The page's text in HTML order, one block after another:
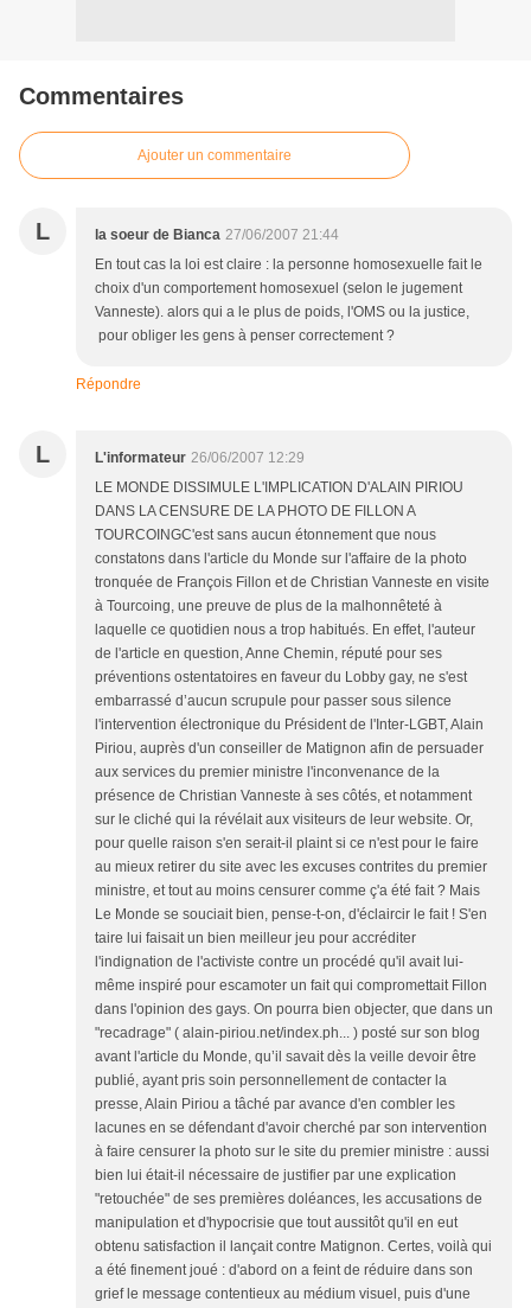
Commentaires
Ajouter un commentaire
L la soeur de Bianca 27/06/2007 21:44
En tout cas la loi est claire : la personne homosexuelle fait le
choix d'un comportement homosexuel (selon le jugement
Vanneste). alors qui a le plus de poids, l'OMS ou la justice,
pour obliger les gens à penser correctement ?
Répondre
L L'informateur 26/06/2007 12:29
LE MONDE DISSIMULE L'IMPLICATION D'ALAIN PIRIOU
DANS LA CENSURE DE LA PHOTO DE FILLON A
TOURCOINGC'est sans aucun étonnement que nous
constatons dans l'article du Monde sur l'affaire de la photo
tronquée de François Fillon et de Christian Vanneste en visite
à Tourcoing, une preuve de plus de la malhonnêteté à
laquelle ce quotidien nous a trop habitués. En effet, l'auteur
de l'article en question, Anne Chemin, réputé pour ses
préventions ostentatoires en faveur du Lobby gay, ne s'est
embarrassé d’aucun scrupule pour passer sous silence
l'intervention électronique du Président de l'Inter-LGBT, Alain
Piriou, auprès d'un conseiller de Matignon afin de persuader
aux services du premier ministre l'inconvenance de la
présence de Christian Vanneste à ses côtés, et notamment
sur le cliché qui la révélait aux visiteurs de leur website. Or,
pour quelle raison s'en serait-il plaint si ce n'est pour le faire
au mieux retirer du site avec les excuses contrites du premier
ministre, et tout au moins censurer comme ç'a été fait ? Mais
Le Monde se souciait bien, pense-t-on, d'éclaircir le fait ! S'en
taire lui faisait un bien meilleur jeu pour accréditer
l'indignation de l'activiste contre un procédé qu'il avait lui-
même inspiré pour escamoter un fait qui compromettait Fillon
dans l'opinion des gays. On pourra bien objecter, que dans un
"recadrage" ( alain-piriou.net/index.ph... ) posté sur son blog
avant l'article du Monde, qu’il savait dès la veille devoir être
publié, ayant pris soin personnellement de contacter la
presse, Alain Piriou a tâché par avance d'en combler les
lacunes en se défendant d'avoir cherché par son intervention
à faire censurer la photo sur le site du premier ministre : aussi
bien lui était-il nécessaire de justifier par une explication
"retouchée" de ses premières doléances, les accusations de
manipulation et d'hypocrisie que tout aussitôt qu'il en eut
obtenu satisfaction il lançait contre Matignon. Certes, voilà qui
a été finement joué : d'abord on a feint de réduire dans son
grief le message contentieux au médium visuel, puis d'une